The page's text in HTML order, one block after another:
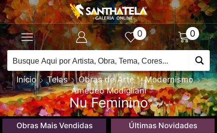
0 0
Início Telas Obras de Arte
Modernismo
Amedeo Modigliani
Nu Feminino
Obras Mais Vendidas Últimas Novidades